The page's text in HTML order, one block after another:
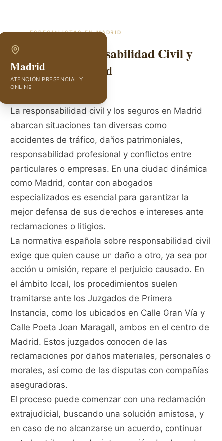
ESPECIALISTAS ENMADRID
Abogados Responsabilidad Civil y
Seguros en Madrid
Madrid
ATENCIÓN PRESENCIAL Y
ONLINE
La responsabilidad civil y los seguros en Madrid
abarcan situaciones tan diversas como
accidentes de tráfico, daños patrimoniales,
responsabilidad profesional y conflictos entre
particulares o empresas. En una ciudad dinámica
como Madrid, contar con abogados
especializados es esencial para garantizar la
mejor defensa de sus derechos e intereses ante
reclamaciones o litigios.
La normativa española sobre responsabilidad civil
exige que quien cause un daño a otro, ya sea por
acción u omisión, repare el perjuicio causado. En
el ámbito local, los procedimientos suelen
tramitarse ante los Juzgados de Primera
Instancia, como los ubicados en Calle Gran Vía y
Calle Poeta Joan Maragall, ambos en el centro de
Madrid. Estos juzgados conocen de las
reclamaciones por daños materiales, personales o
morales, así como de las disputas con compañías
aseguradoras.
El proceso puede comenzar con una reclamación
extrajudicial, buscando una solución amistosa, y
en caso de no alcanzarse un acuerdo, continuar